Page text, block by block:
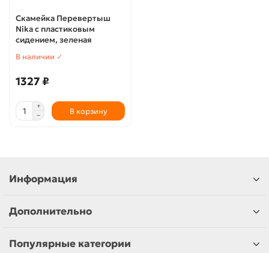
Скамейка Перевертыш
Nika с пластиковым
сидением, зеленая
В наличии ✓
1327 ₽
В корзину
Информация
Дополнительно
Популярные категории